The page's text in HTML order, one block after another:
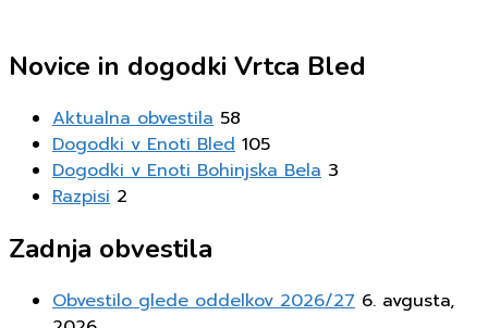
Novice in dogodki Vrtca Bled
Aktualna obvestila 58
Dogodki v Enoti Bled 105
Dogodki v Enoti Bohinjska Bela 3
Razpisi 2
Zadnja obvestila
Obvestilo glede oddelkov 2026/27 6. avgusta,